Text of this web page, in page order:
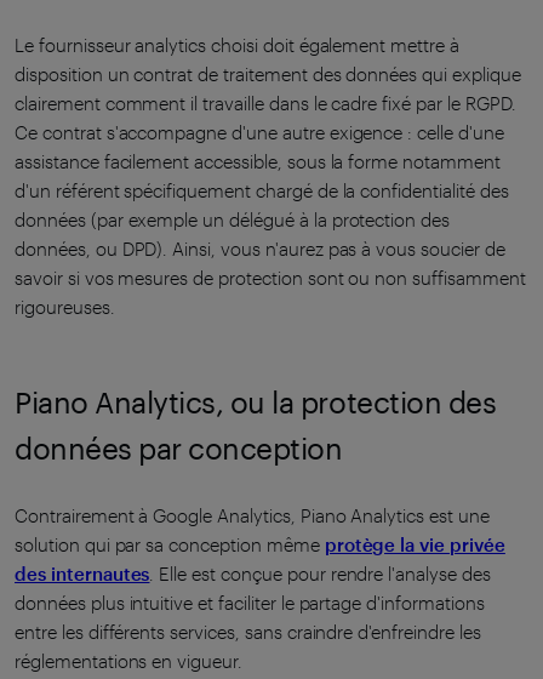
Le fournisseur analytics choisi doit également mettre à
disposition un contrat de traitement des données qui explique
clairement comment il travaille dans le cadre fixé par le RGPD.
Ce contrat s'accompagne d'une autre exigence : celle d'une
assistance facilement accessible, sous la forme notamment
d'un référent spécifiquement chargé de la confidentialité des
données (par exemple un délégué à la protection des
données, ou DPD). Ainsi, vous n'aurez pas à vous soucier de
savoir si vos mesures de protection sont ou non suffisamment
rigoureuses.
Piano Analytics, ou la protection des
données par conception
Contrairement à Google Analytics, Piano Analytics est une
solution qui par sa conception même protège la vie privée
des internautes . Elle est conçue pour rendre l'analyse des
données plus intuitive et faciliter le partage d'informations
entre les différents services, sans craindre d'enfreindre les
réglementations en vigueur.